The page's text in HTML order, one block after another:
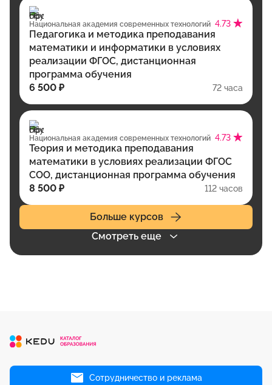
Национальная академия современных технологий 4.73
Педагогика и методика преподавания
математики и информатики в условиях
реализации ФГОС, дистанционная
программа обучения
6 500 ₽
72 часа
Национальная академия современных технологий 4.73
Теория и методика преподавания
математики в условиях реализации ФГОС
СОО, дистанционная программа обучения
8 500 ₽
112 часов
Больше курсов
Смотреть еще
Сотрудничество и реклама